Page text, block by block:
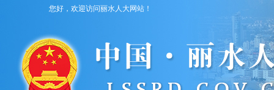
您好，欢迎访问丽水人大网站！